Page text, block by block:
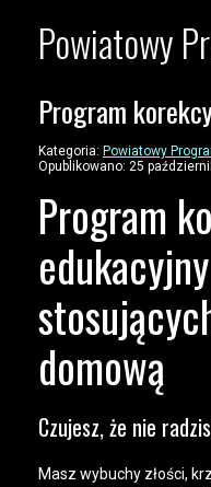
Powiatowy
Program
Kategoria: Powiatowy
Opublikowano: 25
Program
domową
Czujesz, że nie
Masz wybuchy złości,